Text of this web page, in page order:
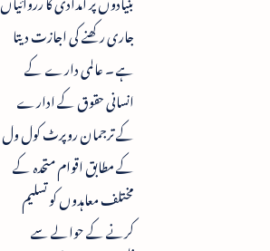
جاری رکھنے کی اجازت دیتا
ہے ۔ عالمی دارے کے
انسانی حقوق کے ادارے
کے ترجمان روپرٹ کول ول
کے مطابق اقوام متحدہ کے
مختلف معاہدوں کو تسلیم
کرنے کے حوالے سے